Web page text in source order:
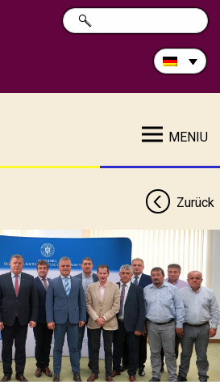
Durchsuchen
Sie
SUCHE
MENIU
Zurück